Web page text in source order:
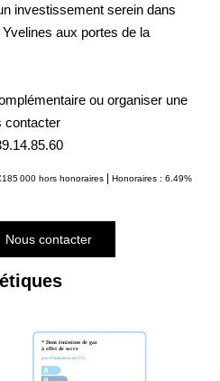
investissement serein dans
aux portes de la
ou organiser une
contacter
000 hors honoraires | Honoraires : 6.49%
Nous contacter